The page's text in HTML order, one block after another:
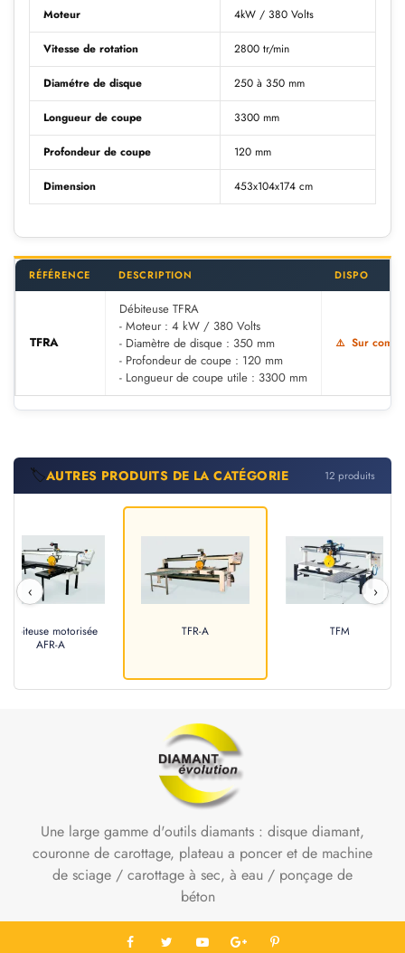
Moteur 4kW / 380 Volts
Vitesse de rotation 2800 tr/min
Diamétre de disque 250 à 350 mm
Longueur de coupe 3300 mm
Profondeur de coupe 120 mm
Dimension 453x104x174 cm
RÉFÉRENCE DESCRIPTION DISPO
TFRA
Débiteuse TFRA
- Moteur : 4 kW / 380 Volts
- Diamètre de disque : 350 mm
- Profondeur de coupe : 120 mm
- Longueur de coupe utile : 3300 mm
Sur
🏷️AUTRES PRODUITS DE LA CATÉGORIE 12 produits
‹ ›
Debiteuse motorisée
AFR-A
TFR-A TFM
Une large gamme d'outils diamants : disque diamant,
couronne de carottage, plateau a poncer et de machine
de sciage / carottage à sec, à eau / ponçage de
béton